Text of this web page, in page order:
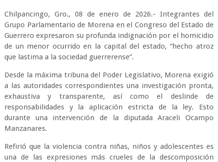
Chilpancingo, Gro., 08 de enero de 2026.- Integrantes del
Grupo Parlamentario de Morena en el Congreso del Estado de
Guerrero expresaron su profunda indignación por el homicidio
de un menor ocurrido en la capital del estado, “hecho atroz
que lastima a la sociedad guerrerense”.
Desde la máxima tribuna del Poder Legislativo, Morena exigió
a las autoridades correspondientes una investigación pronta,
exhaustiva y transparente, así como el deslinde de
responsabilidades y la aplicación estricta de la ley. Esto
durante una intervención de la diputada Araceli Ocampo
Manzanares.
Refirió que la violencia contra niñas, niños y adolescentes es
una de las expresiones más crueles de la descomposición